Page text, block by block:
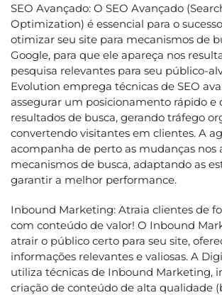
SEO Avançado: O SEO Avançado
Optimization) é essencial para o
otimizar seu site para mecanismos de
Google, para que ele apareça nos
pesquisa relevantes para seu público-
Evolution emprega técnicas de SEO
assegurar um posicionamento rápido e
resultados de busca, gerando tráfego
convertendo visitantes em clientes. A
acompanha de perto as mudanças nos
mecanismos de busca, adaptando as
garantir a melhor performance.
Inbound Marketing: Atraia clientes de
com conteúdo de valor! O Inbound
atrair o público certo para seu site,
informações relevantes e valiosas. A
utiliza técnicas de Inbound Marketing,
criação de conteúdo de alta qualidade